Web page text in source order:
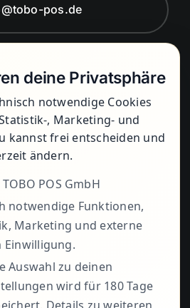
pos.de
von 8:00 Uhr bis
17:00 Uhr
deine Privatsphäre
notwendige Cookies
, Marketing- und
kannst frei entscheiden und
ändern.
TOBO POS GmbH
notwendige Funktionen,
Marketing und externe
Einwilligung.
Auswahl zu deinen
wird für 180 Tage